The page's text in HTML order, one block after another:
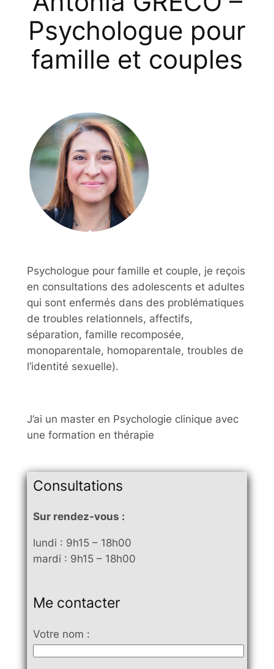
Psychologue pour
famille et couples
Psychologue pour famille et couple, je reçois
en consultations des adolescents et adultes
qui sont enfermés dans des problématiques
de troubles relationnels, affectifs,
séparation, famille recomposée,
monoparentale, homoparentale, troubles de
l’identité sexuelle).
J’ai un master en Psychologie clinique avec
une formation en thérapie
Consultations
Sur rendez-vous :
lundi : 9h15 – 18h00
mardi : 9h15 – 18h00
Me contacter
Votre nom :